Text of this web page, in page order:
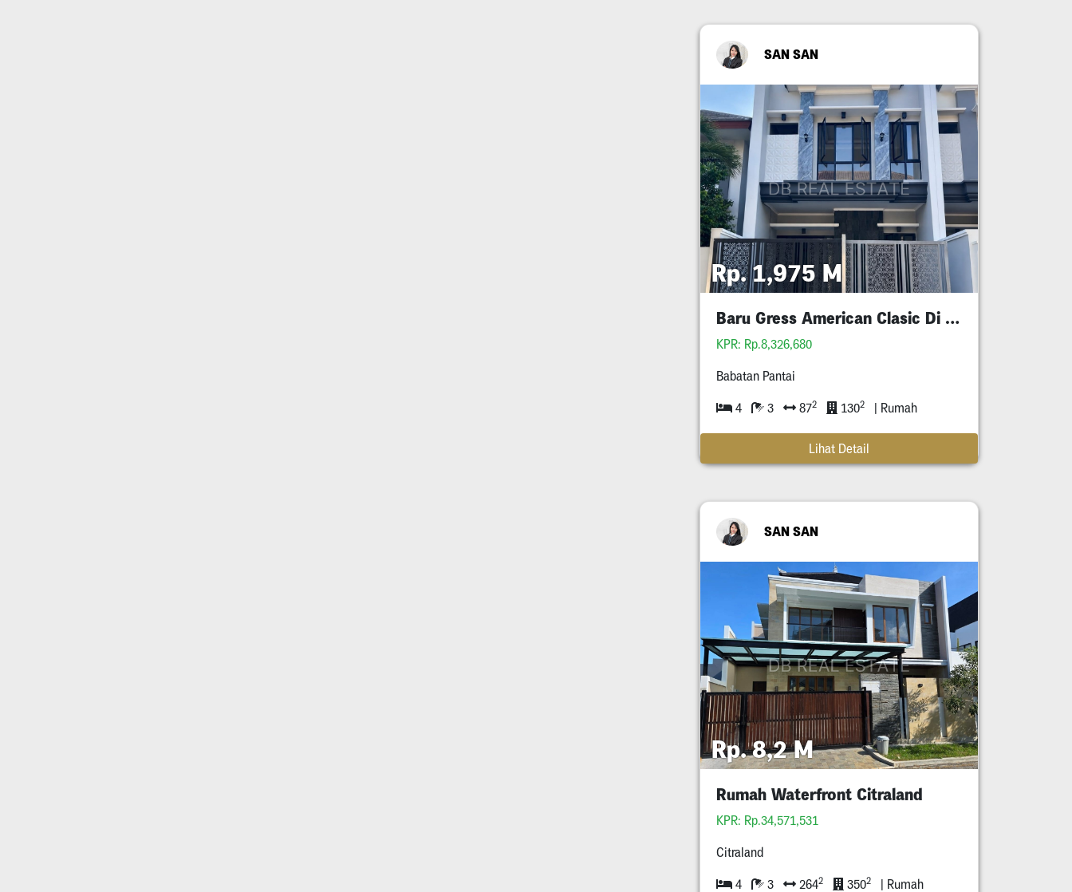
SAN SAN
Rp. 1,975 M
Baru Gress American Clasic Di Perum Babatan Pantai
KPR: Rp.8,326,680
Babatan Pantai
4 3 872 1302 | Rumah
Lihat Detail
SAN SAN
Rp. 8,2 M
Rumah Waterfront Citraland
KPR: Rp.34,571,531
Citraland
4 3 2642 3502 | Rumah